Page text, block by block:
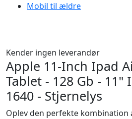
Mobil til ældre
Kender ingen leverandør
Apple 11-Inch Ipad
Tablet - 128 Gb - 11"
1640 - Stjernelys
Oplev den perfekte kombination